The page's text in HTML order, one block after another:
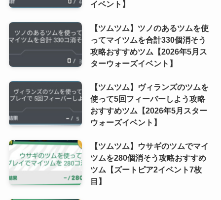
イベント】
【ツムツム】ツノのあるツムを使
ってマイツムを合計330個消そう
攻略おすすめツム【2026年5月ス
ターウォーズイベント】
【ツムツム】ヴィランズのツムを
使って5回フィーバーしよう攻略
おすすめツム【2026年5月スター
ウォーズイベント】
【ツムツム】ウサギのツムでマイ
ツムを280個消そう攻略おすすめ
ツム【ズートピア2イベント7枚
目】